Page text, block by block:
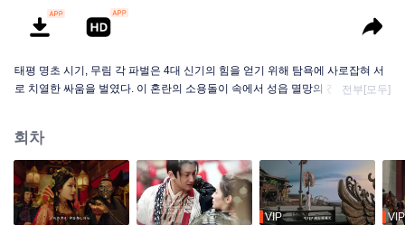
태평 명초 시기, 무림 각 파벌은 4대 신기의 힘을 얻기 위해 탐욕에 사로잡혀 서
로 치열한 싸움을 벌였다. 이 혼란의 소용돌이 속에서 성읍 멸망의 진실과 출신
대 신기중 하나인 '청룡담'을 얻게 되고 출신의 비밀을 알아낸 고릉풍은 손침석
과 함께 천하를 지키는 사명을 다하기 위해 남은 신기들을 찾아 나선다.
전부[모두]
회차
VIP VIP